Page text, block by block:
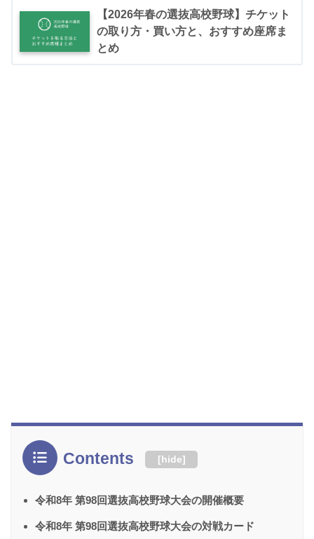
【2026年春の選抜高校野球】チケット
の取り方・買い方と、おすすめ座席ま
とめ
Contents [hide]
令和8年 第98回選抜高校野球大会の開催概要
令和8年 第98回選抜高校野球大会の対戦カード